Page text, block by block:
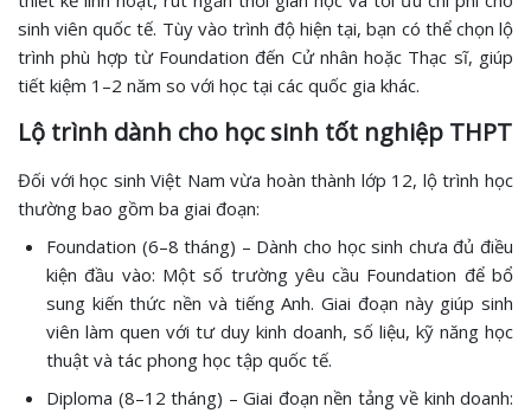
sinh viên quốc tế. Tùy vào trình độ hiện tại, bạn có thể chọn lộ
trình phù hợp từ Foundation đến Cử nhân hoặc Thạc sĩ, giúp
tiết kiệm 1–2 năm so với học tại các quốc gia khác.
Lộ trình dành cho học sinh tốt nghiệp THPT
Đối với học sinh Việt Nam vừa hoàn thành lớp 12, lộ trình học
thường bao gồm ba giai đoạn:
Foundation (6–8 tháng) – Dành cho học sinh chưa đủ điều
kiện đầu vào: Một số trường yêu cầu Foundation để bổ
sung kiến thức nền và tiếng Anh. Giai đoạn này giúp sinh
viên làm quen với tư duy kinh doanh, số liệu, kỹ năng học
thuật và tác phong học tập quốc tế.
Diploma (8–12 tháng) – Giai đoạn nền tảng về kinh doanh: